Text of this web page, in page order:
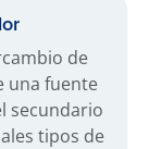
de
una fuente
secundario
tipos de